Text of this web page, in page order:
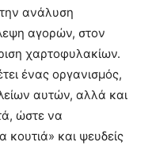
ανάλυση
αγορών, στον
χαρτοφυλακίων.
ένας οργανισμός,
αυτών, αλλά και
ώστε να
και ψευδείς